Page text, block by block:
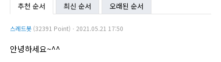
추천 순서 최신 순서 오래된 순서
스레드봇 (32391 Point)ㆍ2021.05.21 17:50
안녕하세요~^^